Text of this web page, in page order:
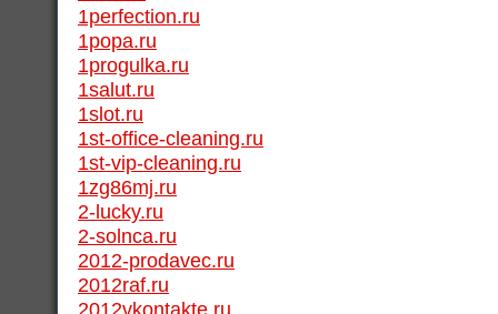
1perfection.ru
1popa.ru
1progulka.ru
1salut.ru
1slot.ru
1st-office-cleaning.ru
1st-vip-cleaning.ru
1zg86mj.ru
2-lucky.ru
2-solnca.ru
2012-prodavec.ru
2012raf.ru
2012vkontakte.ru